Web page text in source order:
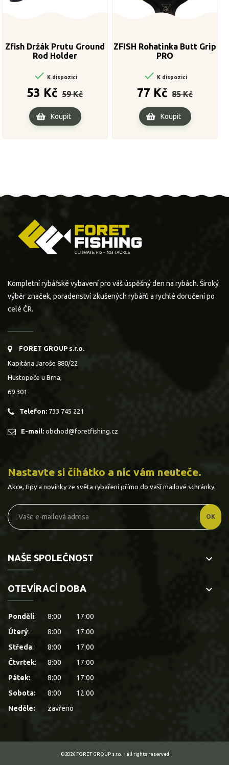
Zfish Držák Prutu Ground
Rod Holder
 K dispozici
53 Kč
cena
59 Kč
Koupit
ZFISH Rohatinka Butt Grip
PRO
 K dispozici
77 Kč
cena
85 Kč
Koupit
Kompletní rybářské vybavení pro váš úspěšný den na rybách. Široký
výběr značek, poradenství zkušených rybářů a rychlé doručení po
celé ČR.
FORET GROUP s.r.o.
Kapitána Jaroše 880/22
Hustopeče u Brna,
69 301
Telefon: 733 745 221
E-mail: obchod@foretfishing.cz
Nastavte si číhátko a nic vám neuteče.
Akce, tipy a novinky ze světa rybaření přímo do vaší mailové schránky.
NAŠE SPOLEČNOST keyboard_arrow_down
OTEVÍRACÍ DOBA keyboard_arrow_down
Pondělí: 8:00
17:00
Úterý: 8:00
17:00
Středa: 8:00
17:00
Čtvrtek: 8:00
17:00
Pátek:
8:00
17:00
Sobota:
8:00
12:00
Neděle:
zavřeno
©2026 FORET GROUP s.r.o.・all rights reserved